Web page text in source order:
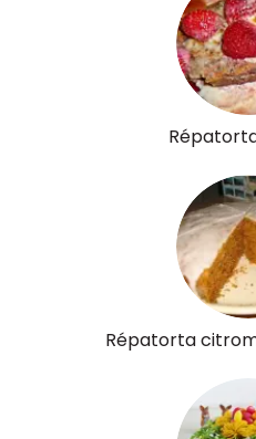
Répatorta